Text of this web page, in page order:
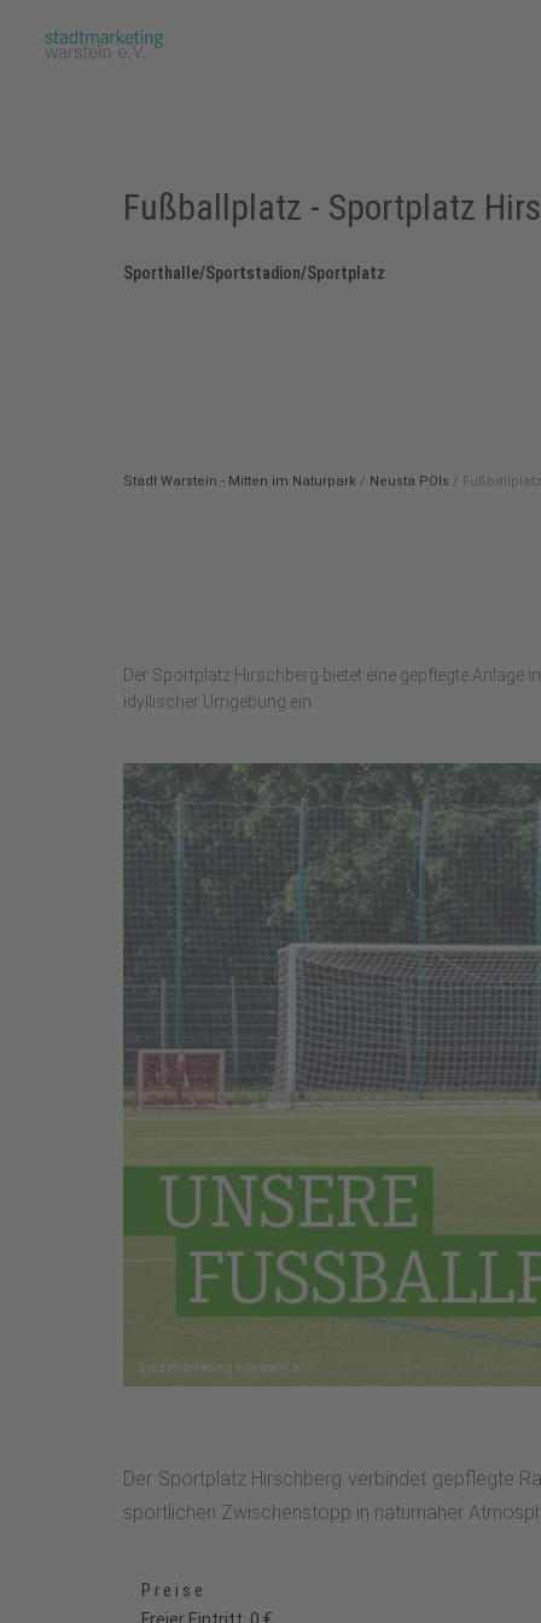
Fußballplatz - Sportplatz
Sporthalle/Sportstadion/Sportplatz
Stadt Warstein - Mitten im Naturpark / Neusta POIs /
Der Sportplatz Hirschberg bietet eine gepflegte
idyllischer Umgebung ein.
Der Sportplatz Hirschberg verbindet gepflegte
sportlichen Zwischenstopp in naturnaher
Preise
Freier Eintritt: 0 €